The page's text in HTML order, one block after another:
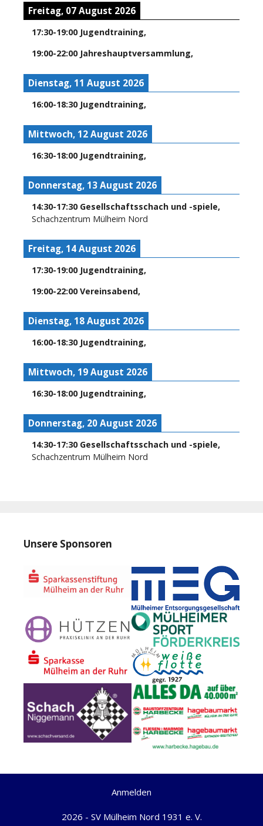
Freitag, 07 August 2026
17:30-19:00 Jugendtraining,
19:00-22:00 Jahreshauptversammlung,
Dienstag, 11 August 2026
16:00-18:30 Jugendtraining,
Mittwoch, 12 August 2026
16:30-18:00 Jugendtraining,
Donnerstag, 13 August 2026
14:30-17:30 Gesellschaftsschach und -spiele,
Schachzentrum Mülheim Nord
Freitag, 14 August 2026
17:30-19:00 Jugendtraining,
19:00-22:00 Vereinsabend,
Dienstag, 18 August 2026
16:00-18:30 Jugendtraining,
Mittwoch, 19 August 2026
16:30-18:00 Jugendtraining,
Donnerstag, 20 August 2026
14:30-17:30 Gesellschaftsschach und -spiele,
Schachzentrum Mülheim Nord
Unsere Sponsoren
Anmelden
2026 - SV Mülheim Nord 1931 e. V.